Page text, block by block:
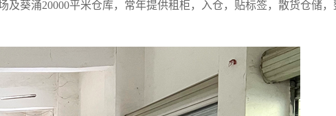
及葵涌20000平米仓库，常年提供租柜，入仓，贴标签，散货仓储